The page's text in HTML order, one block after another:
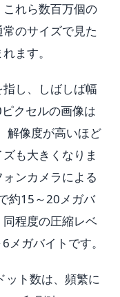
れら数百万個の
のサイズで見た
ます。
し、しばしば幅
クセルの画像は
解像度が高いほど
も大きくなりま
ンカメラによる
約15～20メガバ
程度の圧縮レベ
ガバイトです。
ット数は、頻繁に